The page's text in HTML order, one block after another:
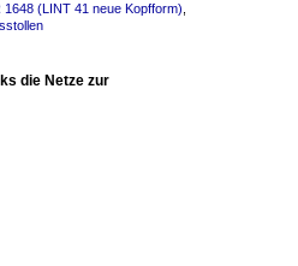
(LINT 41 neue Kopfform)
die Netze zur